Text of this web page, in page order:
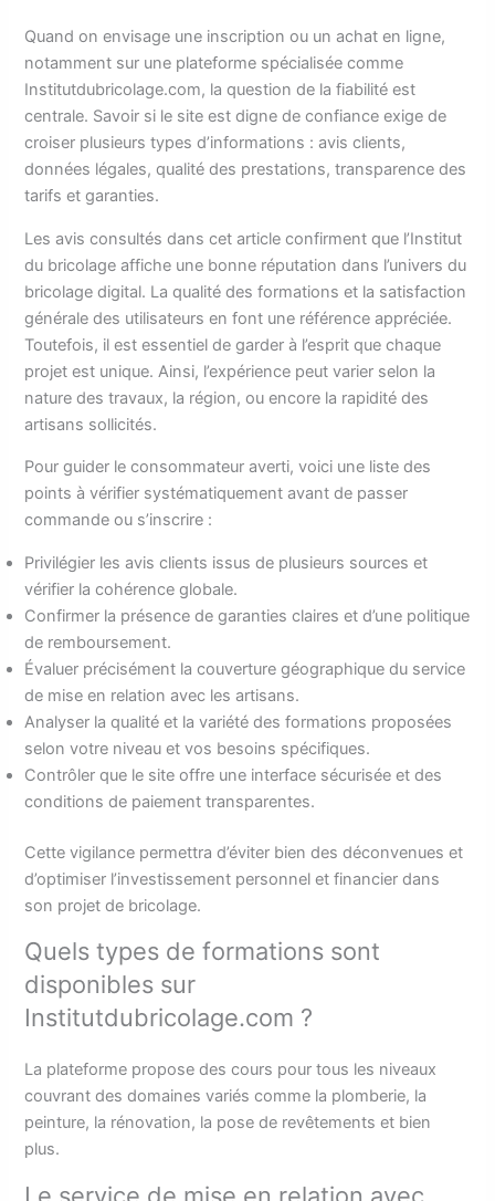
Quand on envisage une inscription ou un achat en ligne,
notamment sur une plateforme spécialisée comme
Institutdubricolage.com, la question de la fiabilité est
centrale. Savoir si le site est digne de confiance exige de
croiser plusieurs types d’informations : avis clients,
données légales, qualité des prestations, transparence des
tarifs et garanties.
Les avis consultés dans cet article confirment que l’Institut
du bricolage affiche une bonne réputation dans l’univers du
bricolage digital. La qualité des formations et la satisfaction
générale des utilisateurs en font une référence appréciée.
Toutefois, il est essentiel de garder à l’esprit que chaque
projet est unique. Ainsi, l’expérience peut varier selon la
nature des travaux, la région, ou encore la rapidité des
artisans sollicités.
Pour guider le consommateur averti, voici une liste des
points à vérifier systématiquement avant de passer
commande ou s’inscrire :
Privilégier les avis clients issus de plusieurs sources et
vérifier la cohérence globale.
Confirmer la présence de garanties claires et d’une politique
de remboursement.
Évaluer précisément la couverture géographique du service
de mise en relation avec les artisans.
Analyser la qualité et la variété des formations proposées
selon votre niveau et vos besoins spécifiques.
Contrôler que le site offre une interface sécurisée et des
conditions de paiement transparentes.
Cette vigilance permettra d’éviter bien des déconvenues et
d’optimiser l’investissement personnel et financier dans
son projet de bricolage.
Quels types de formations sont
disponibles sur
Institutdubricolage.com ?
La plateforme propose des cours pour tous les niveaux
couvrant des domaines variés comme la plomberie, la
peinture, la rénovation, la pose de revêtements et bien
plus.